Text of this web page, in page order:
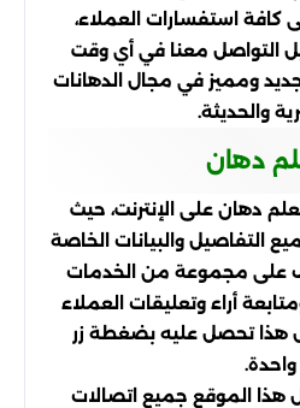
كافة استفسارات العملاء،
التواصل معنا في أي وقت
ومميز في مجال الدهانات
والحديثة.
دهان
دهان على الإنترنت، حيث
التفاصيل والبيانات الخاصة
على مجموعة من الخدمات
أراء وتعليقات العملاء
تحصل عليه بضغطة زر
واحدة.
الموقع جميع اتصالات